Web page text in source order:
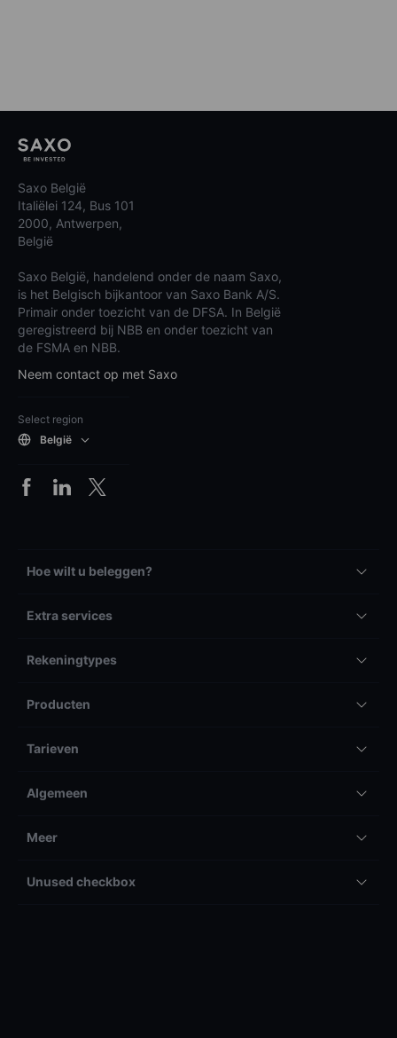
Saxo België
Italiëlei 124, Bus 101
2000, Antwerpen,
België
Saxo België, handelend onder de naam Saxo,
is het Belgisch bijkantoor van Saxo Bank A/S.
Primair onder toezicht van de DFSA. In België
geregistreerd bij NBB en onder toezicht van
de FSMA en NBB.
Neem contact op met Saxo
Select region
België
Hoe wilt u beleggen?
Extra services
Rekeningtypes
Producten
Tarieven
Algemeen
Meer
Unused checkbox